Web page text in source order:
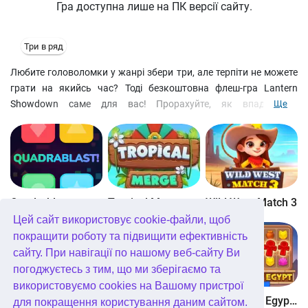
Цей сайт використовує cookie-файли, щоб
покращити роботу та підвищити ефективність
сайту. При навігації по нашому веб-сайту Ви
погоджуєтесь з тим, що ми зберігаємо та
використовуємо cookies на Вашому пристрої
для покращення користування даним сайтом.
Гра доступна лише на ПК версії сайту.
Три в ряд
Любите головоломки у жанрі збери три, але терпіти не можете
грати на якийсь час? Тоді безкоштовна флеш-гра Lantern
Showdown саме для вас! Прорахуйте, як впадуть ці
якнайбільше очок! У часі вас нік не обмежує. У вашому
розпорядженні багато різних бонусів.
Ще
Quadrablast Tropical Merge Wild West Match 3
Bubblez! Forest Match 4 Wonders of Egypt Match